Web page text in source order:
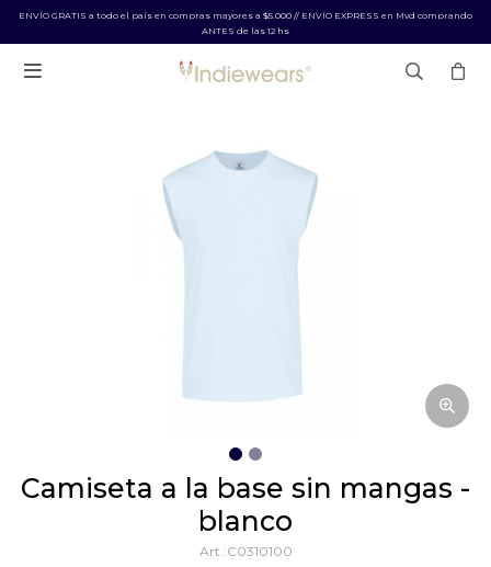
ENVÍO GRATIS a todo el país en compras mayores a $5.000 // ENVÍO EXPRESS en Mvd comprando
ANTES de las 12 hs

camiseta a la base sin mangas -
blanco
C0310100